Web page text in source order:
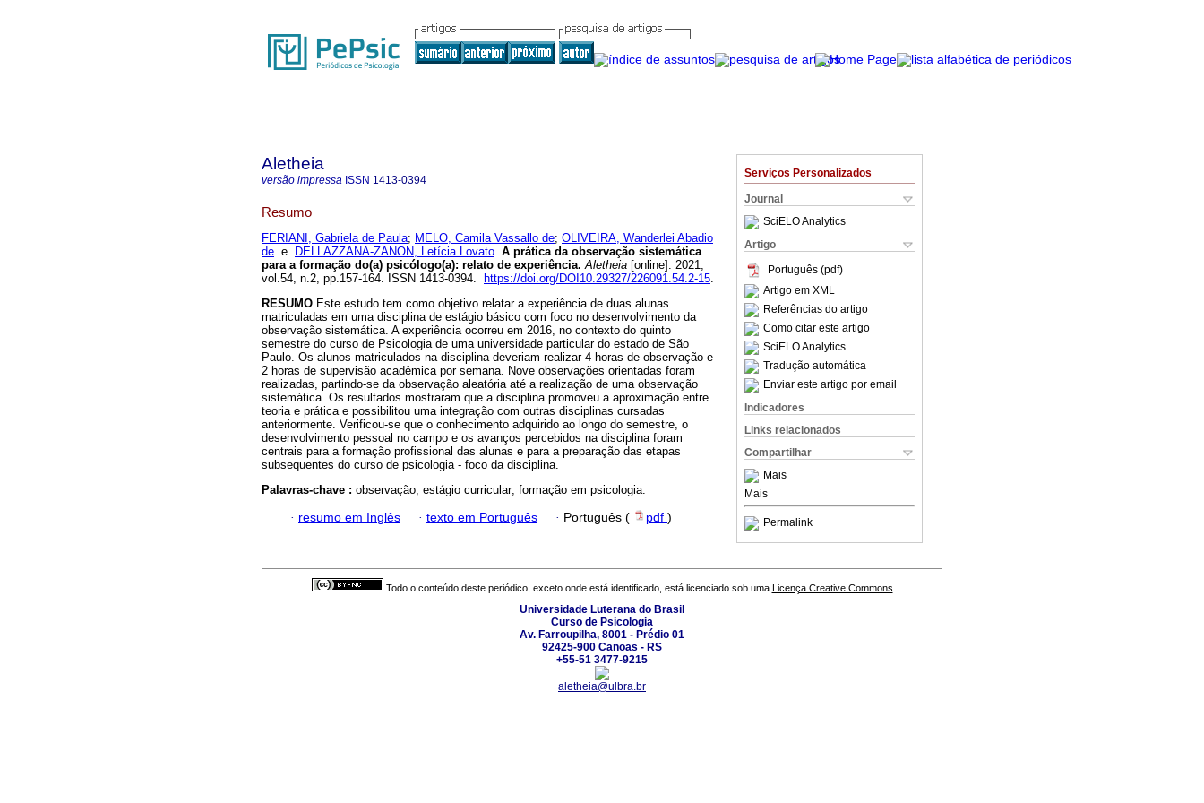
Serviços Personalizados
Journal
SciELO Analytics
Artigo
Português (pdf)
Artigo em XML
Referências do artigo
Como citar este artigo
SciELO Analytics
Tradução automática
Enviar este artigo por email
Indicadores
Links relacionados
Compartilhar
Mais
Mais
Permalink
Aletheia
versão impressa ISSN 1413-0394
Resumo
FERIANI, Gabriela de Paula; MELO, Camila Vassallo de; OLIVEIRA, Wanderlei Abadio
de e DELLAZZANA-ZANON, Letícia Lovato. A prática da observação sistemática
para a formação do(a) psicólogo(a): relato de experiência. Aletheia [online]. 2021,
vol.54, n.2, pp.157-164. ISSN 1413-0394.
https://doi.org/DOI10.29327/226091.54.2-15.
RESUMO Este estudo tem como objetivo relatar a experiência de duas alunas
matriculadas em uma disciplina de estágio básico com foco no desenvolvimento da
observação sistemática. A experiência ocorreu em 2016, no contexto do quinto
semestre do curso de Psicologia de uma universidade particular do estado de São
Paulo. Os alunos matriculados na disciplina deveriam realizar 4 horas de observação e
2 horas de supervisão acadêmica por semana. Nove observações orientadas foram
realizadas, partindo-se da observação aleatória até a realização de uma observação
sistemática. Os resultados mostraram que a disciplina promoveu a aproximação entre
teoria e prática e possibilitou uma integração com outras disciplinas cursadas
anteriormente. Verificou-se que o conhecimento adquirido ao longo do semestre, o
desenvolvimento pessoal no campo e os avanços percebidos na disciplina foram
centrais para a formação profissional das alunas e para a preparação das etapas
subsequentes do curso de psicologia - foco da disciplina.
Palavras-chave : observação; estágio curricular; formação em psicologia.
· resumo em Inglês · texto em Português · Português ( pdf )
Todo o conteúdo deste periódico, exceto onde está identificado, está licenciado sob uma Licença Creative Commons
Universidade Luterana do Brasil
Curso de Psicologia
Av. Farroupilha, 8001 - Prédio 01
92425-900 Canoas - RS
+55-51 3477-9215
aletheia@ulbra.br